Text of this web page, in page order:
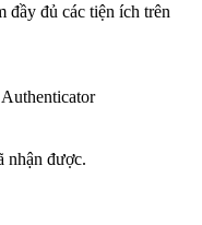
đầy đủ các tiện ích trên
nhận được.